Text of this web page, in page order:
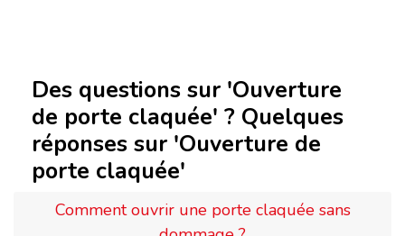
Des questions sur 'Ouverture
de porte claquée' ? Quelques
réponses sur 'Ouverture de
porte claquée'
Comment ouvrir une porte claquée sans